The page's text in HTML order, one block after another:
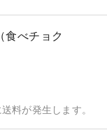
食べチョク
料が発生します。